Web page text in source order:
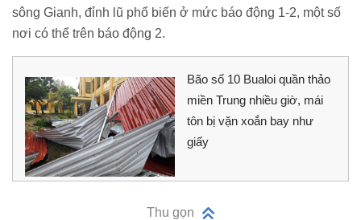
sông Gianh, đỉnh lũ phổ biến ở mức báo động 1-2, một số
nơi có thể trên báo động 2.
Bão số 10 Bualoi quần thảo
miền Trung nhiều giờ, mái
tôn bị vặn xoắn bay như
giấy
Thu gọn